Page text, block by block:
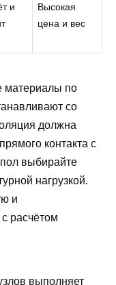
и
Высокая
цена и вес
материалы по
со
должна
контакта с
выбирайте
нагрузкой.
и
расчётом
выполняет